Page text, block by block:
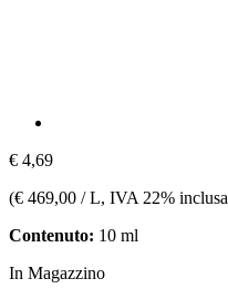
€ 4,69
(€ 469,00 / L, IVA 22% inclusa
Contenuto: 10 ml
In Magazzino